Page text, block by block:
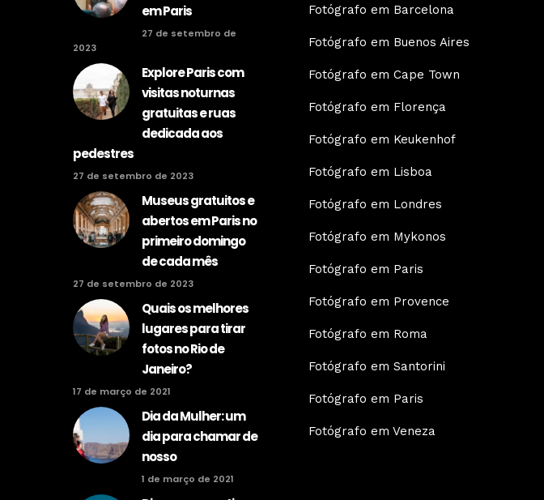
em Paris
27 de setembro de
2023
Explore Paris com
visitas noturnas
gratuitas e ruas
dedicada aos
pedestres
27 de setembro de 2023
Museus gratuitos e
abertos em Paris no
primeiro domingo
de cada mês
27 de setembro de 2023
Quais os melhores
lugares para tirar
fotos no Rio de
Janeiro?
17 de março de 2021
Dia da Mulher: um
dia para chamar de
nosso
1 de março de 2021
Fotógrafo em Barcelona
Fotógrafo em Buenos Aires
Fotógrafo em Cape Town
Fotógrafo em Florença
Fotógrafo em Keukenhof
Fotógrafo em Lisboa
Fotógrafo em Londres
Fotógrafo em Mykonos
Fotógrafo em Paris
Fotógrafo em Provence
Fotógrafo em Roma
Fotógrafo em Santorini
Fotógrafo em Paris
Fotógrafo em Veneza